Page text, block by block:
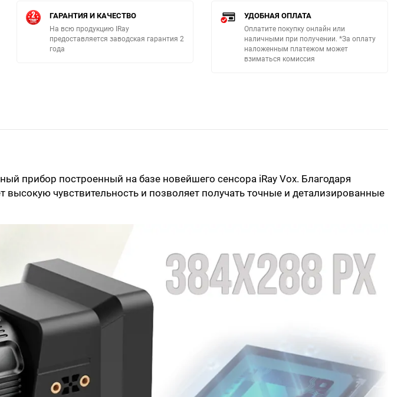
ГАРАНТИЯ И КАЧЕСТВО
На всю продукцию IRay
предоставляется заводская гарантия 2
года
УДОБНАЯ ОПЛАТА
Оплатите покупку онлайн или
наличными при получении. *За оплату
наложенным платежом может
взиматься комиссия
прибор построенный на базе новейшего сенсора iRay Vox. Благодаря
чувствительность и позволяет получать точные и детализированные